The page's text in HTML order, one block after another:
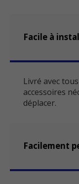
Facile à
Livré avec
accessoires
déplacer.
Facilement